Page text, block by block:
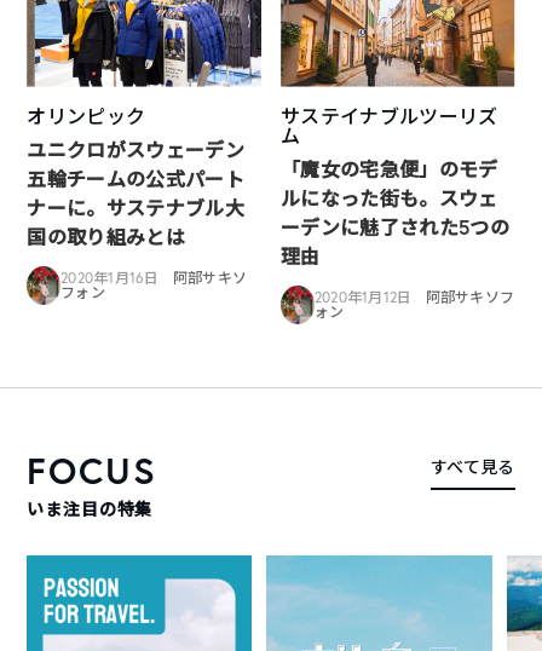
オリンピック
ユニクロがスウェーデン
五輪チームの公式パート
ナーに。サステナブル大
国の取り組みとは
2020年1月16日
阿部サキソ
フォン
サステイナブルツーリズ
ム
「魔女の宅急便」のモデ
ルになった街も。スウェ
ーデンに魅了された5つの
理由
2020年1月12日
阿部サキソフ
ォン
FOCUS
いま注目の特集
すべて見る